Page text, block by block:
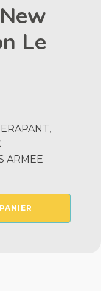
Le
ARMEE